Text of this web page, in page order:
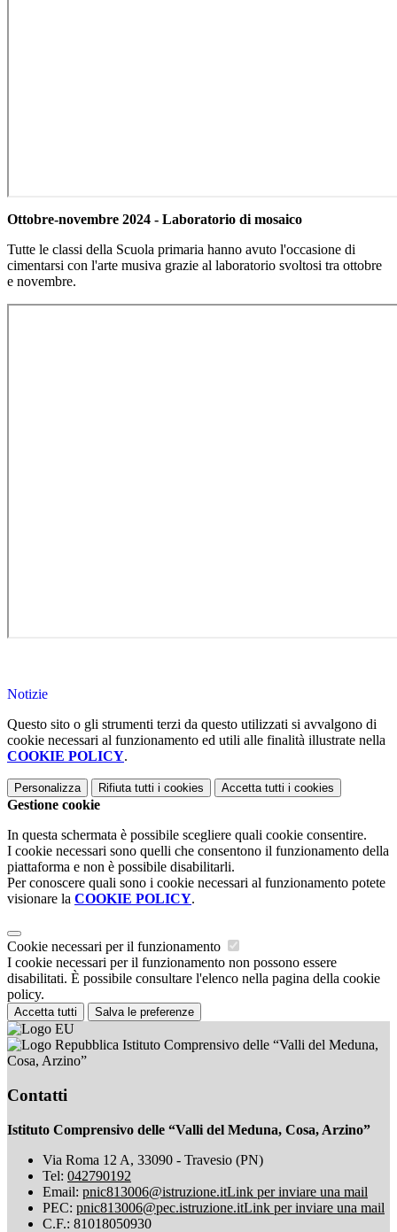
Ottobre-novembre 2024 - Laboratorio di mosaico
Tutte le classi della Scuola primaria hanno avuto l'occasione di
cimentarsi con l'arte musiva grazie al laboratorio svoltosi tra ottobre
e novembre.
Notizie
Questo sito o gli strumenti terzi da questo utilizzati si avvalgono di
cookie necessari al funzionamento ed utili alle finalità illustrate nella
COOKIE POLICY.
Personalizza Rifiuta tutti i cookies Accetta tutti i cookies
Gestione cookie
In questa schermata è possibile scegliere quali cookie consentire.
I cookie necessari sono quelli che consentono il funzionamento della
piattaforma e non è possibile disabilitarli.
Per conoscere quali sono i cookie necessari al funzionamento potete
visionare la COOKIE POLICY.
Cookie necessari per il funzionamento
I cookie necessari per il funzionamento non possono essere
disabilitati. È possibile consultare l'elenco nella pagina della cookie
policy.
Accetta tutti Salva le preferenze
Istituto Comprensivo delle “Valli del Meduna,
Cosa, Arzino”
Contatti
Istituto Comprensivo delle “Valli del Meduna, Cosa, Arzino”
Via Roma 12 A, 33090 - Travesio (PN)
Tel: 042790192
Email: pnic813006@istruzione.itLink per inviare una mail
PEC: pnic813006@pec.istruzione.itLink per inviare una mail
C.F.: 81018050930